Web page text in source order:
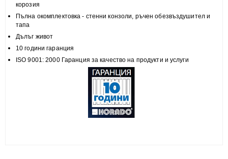
корозия
Пълна окомплектовка - стенни конзоли, ръчен обезвъздушител и
тапа
Дълъг живот
10 години гаранция
ISO 9001: 2000 Гаранция за качество на продукти и услуги